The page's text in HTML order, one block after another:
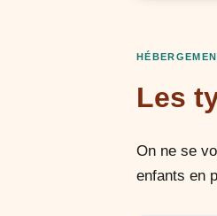
Les
On ne se
enfants en